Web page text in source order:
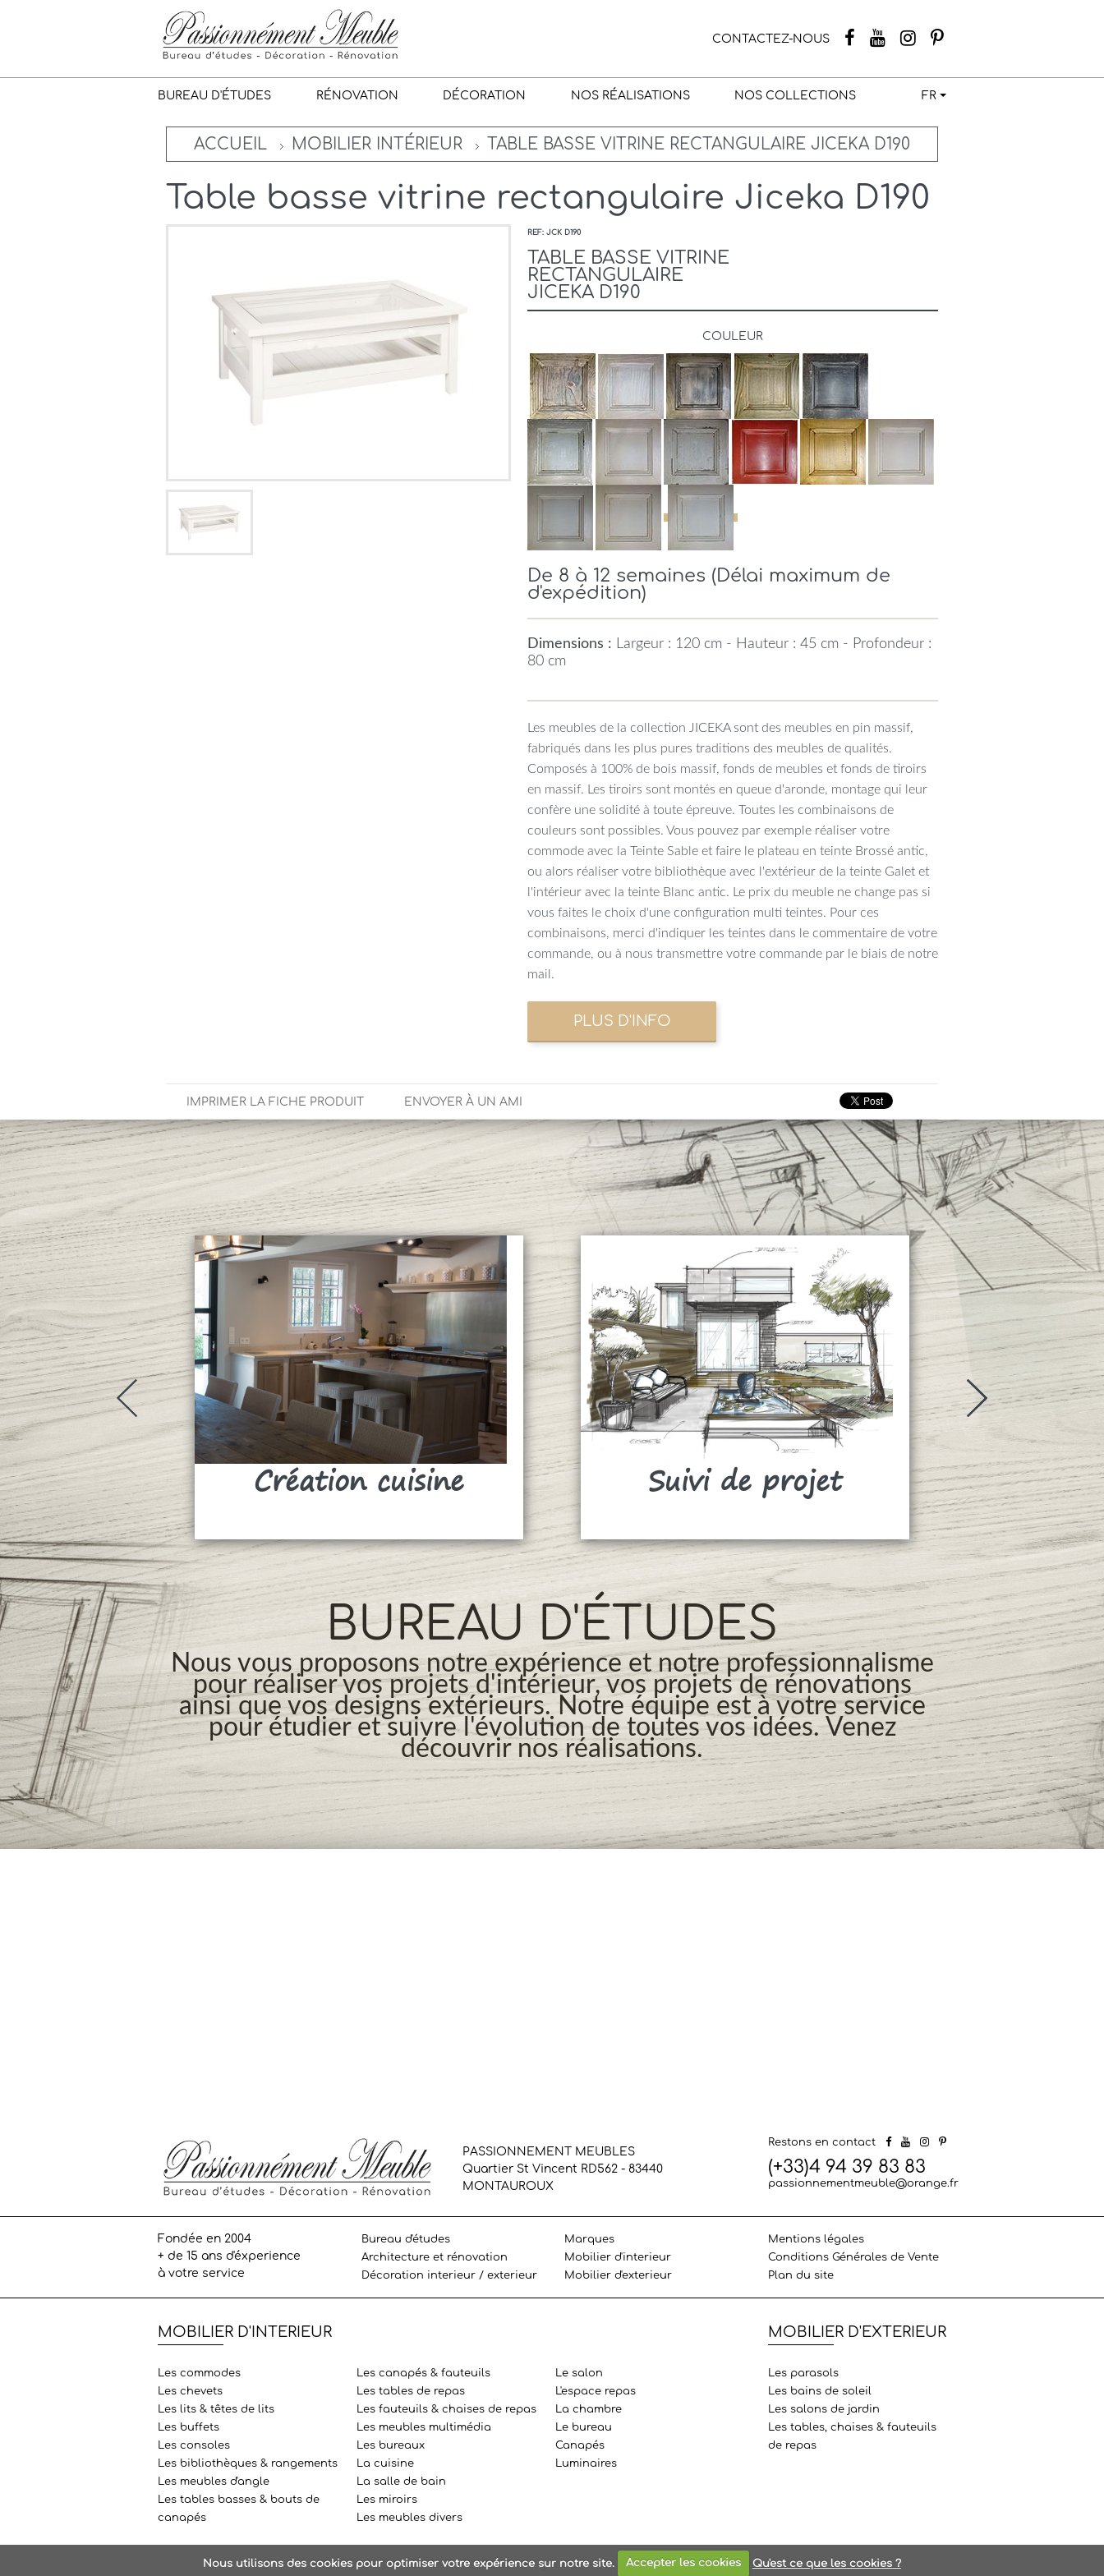
CONTACTEZ-NOUS
BUREAU D'ÉTUDES RÉNOVATION DÉCORATION NOS RÉALISATIONS NOS COLLECTIONS FR
ACCUEIL MOBILIER INTÉRIEUR TABLE BASSE VITRINE RECTANGULAIRE JICEKA D190
Table basse vitrine rectangulaire Jiceka D190
REF: JCK D190
TABLE BASSE VITRINE
RECTANGULAIRE
JICEKA D190
COULEUR
De 8 à 12 semaines (Délai maximum de
d'expédition)
Dimensions : Largeur : 120 cm - Hauteur : 45 cm - Profondeur :
80 cm
Les meubles de la collection JICEKA sont des meubles en pin massif,
fabriqués dans les plus pures traditions des meubles de qualités.
Composés à 100% de bois massif, fonds de meubles et fonds de tiroirs
en massif. Les tiroirs sont montés en queue d'aronde, montage qui leur
confère une solidité à toute épreuve. Toutes les combinaisons de
couleurs sont possibles. Vous pouvez par exemple réaliser votre
commode avec la Teinte Sable et faire le plateau en teinte Brossé antic,
ou alors réaliser votre bibliothèque avec l'extérieur de la teinte Galet et
l'intérieur avec la teinte Blanc antic. Le prix du meuble ne change pas si
vous faites le choix d'une configuration multi teintes. Pour ces
combinaisons, merci d'indiquer les teintes dans le commentaire de votre
commande, ou à nous transmettre votre commande par le biais de notre
mail.
IMPRIMER LA FICHE PRODUIT ENVOYER À UN AMI
Création cuisine Suivi de projet
BUREAU D'ÉTUDES
Nous vous proposons notre expérience et notre professionnalisme
pour réaliser vos projets d'intérieur, vos projets de rénovations
ainsi que vos designs extérieurs. Notre équipe est à votre service
pour étudier et suivre l'évolution de toutes vos idées. Venez
découvrir nos réalisations.
PASSIONNEMENT MEUBLES
Quartier St Vincent RD562 - 83440
MONTAUROUX
Restons en contact
(+33)4 94 39 83 83
passionnementmeuble@orange.fr
Fondée en 2004
+ de 15 ans d'éxperience
à votre service
Bureau d'études
Architecture et rénovation
Décoration interieur / exterieur
Marques
Mobilier d'interieur
Mobilier d'exterieur
Mentions légales
Conditions Générales de Vente
Plan du site
MOBILIER D'INTERIEUR
Les commodes
Les chevets
Les lits & têtes de lits
Les buffets
Les consoles
Les bibliothèques & rangements
Les meubles d'angle
Les tables basses & bouts de
canapés
Les canapés & fauteuils
Les tables de repas
Les fauteuils & chaises de repas
Les meubles multimédia
Les bureaux
La cuisine
La salle de bain
Les miroirs
Les meubles divers
Le salon
L'espace repas
La chambre
Le bureau
Canapés
Luminaires
MOBILIER D'EXTERIEUR
Les parasols
Les bains de soleil
Les salons de jardin
Les tables, chaises & fauteuils
de repas
2020PASSIONNEMENT MEUBLESall right reserved - Powered byAgence web Nice
Nous utilisons des cookies pour optimiser votre expérience sur notre site. Accepter les cookies Qu'est ce que les cookies ?